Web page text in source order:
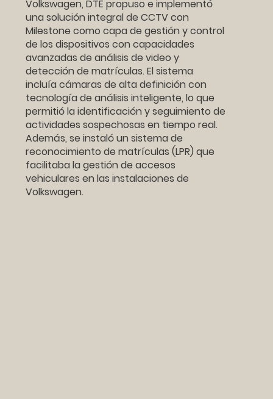
Volkswagen, DTE propuso e implementó
una solución integral de CCTV con
Milestone como capa de gestión y control
de los dispositivos con capacidades
avanzadas de análisis de video y
detección de matrículas. El sistema
incluía cámaras de alta definición con
tecnología de análisis inteligente, lo que
permitió la identificación y seguimiento de
actividades sospechosas en tiempo real.
Además, se instaló un sistema de
reconocimiento de matrículas (LPR) que
facilitaba la gestión de accesos
vehiculares en las instalaciones de
Volkswagen.